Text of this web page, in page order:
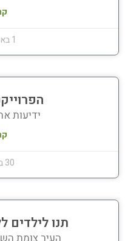
1 באפריל 2011
ידיעות
30 במרץ 2011
תנו לילדים